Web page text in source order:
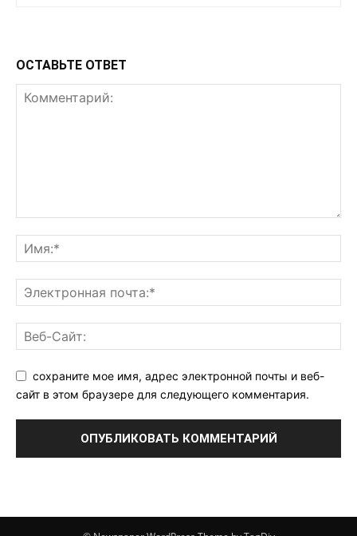
ОСТАВЬТЕ ОТВЕТ
сохраните мое имя, адрес электронной почты и веб-
сайт в этом браузере для следующего комментария.